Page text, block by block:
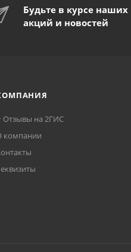
Будьте в курсе наших
акций и новостей
Отзывы на 2ГИС
компании